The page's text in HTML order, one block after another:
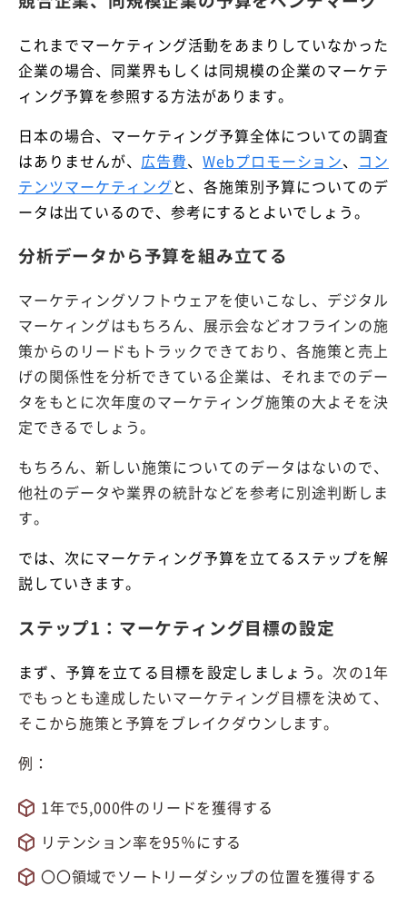
これまでマーケティング活動をあまりしていなかった
企業の場合、同業界もしくは同規模の企業のマーケテ
ィング予算を参照する方法があります。
日本の場合、マーケティング予算全体についての調査
はありませんが、 広告費、Webプロモーション、 コン
テンツマーケティングと、各施策別予算についてのデ
ータは出ているので、参考にするとよいでしょう。
分析データから予算を組み立てる
マーケティングソフトウェアを使いこなし、デジタル
マーケィングはもちろん、展示会などオフラインの施
策からのリードもトラックできており、各施策と売上
げの関係性を分析できている企業は、それまでのデー
タをもとに次年度のマーケティング施策の大よそを決
定できるでしょう。
もちろん、新しい施策についてのデータはないので、
他社のデータや業界の統計などを参考に別途判断しま
す。
では、次にマーケティング予算を立てるステップを解
説していきます。
ステップ1：マーケティング目標の設定
まず、予算を立てる目標を設定しましょう。次の1年
でもっとも達成したいマーケティング目標を決めて、
そこから施策と予算をブレイクダウンします。
例：
1年で5,000件のリードを獲得する
リテンション率を95％にする
〇〇領域でソートリーダシップの位置を獲得する